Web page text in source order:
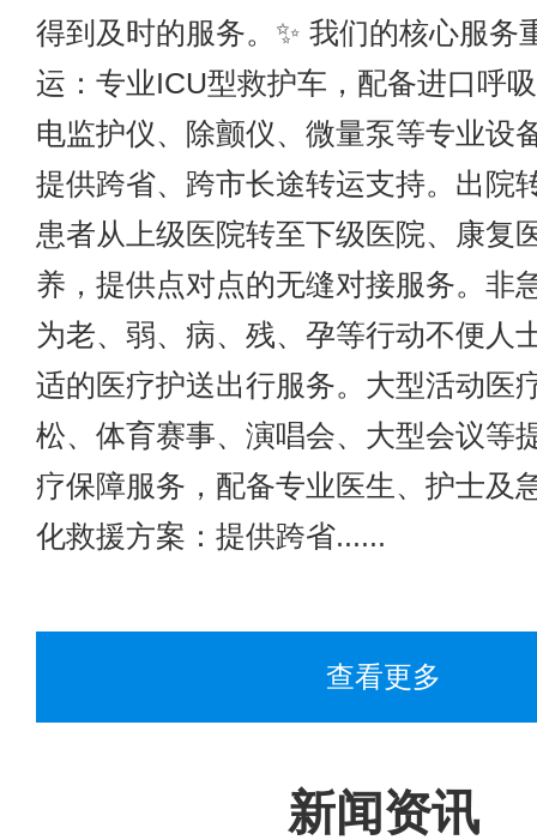
得到及时的服务。✨ 我们的核心服务
运：专业ICU型救护车，配备进口呼
电监护仪、除颤仪、微量泵等专业设
提供跨省、跨市长途转运支持。出院
患者从上级医院转至下级医院、康复
养，提供点对点的无缝对接服务。非
为老、弱、病、残、孕等行动不便人
适的医疗护送出行服务。大型活动医
松、体育赛事、演唱会、大型会议等
疗保障服务，配备专业医生、护士及
化救援方案：提供跨省......
查看更多
新闻资讯